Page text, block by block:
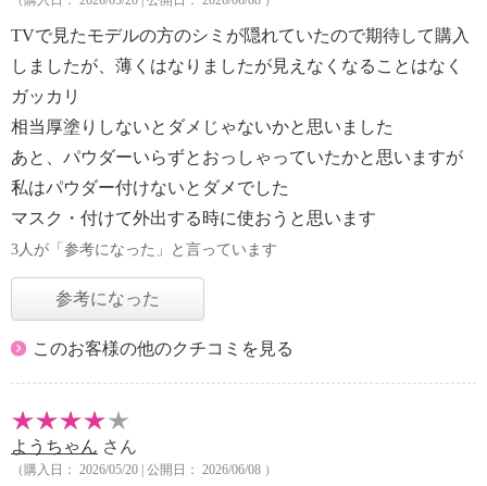
TVで見たモデルの方のシミが隠れていたので期待して購入
しましたが、薄くはなりましたが見えなくなることはなく
ガッカリ
相当厚塗りしないとダメじゃないかと思いました
あと、パウダーいらずとおっしゃっていたかと思いますが
私はパウダー付けないとダメでした
マスク・付けて外出する時に使おうと思います
3人が「参考になった」と言っています
参考になった
このお客様の他のクチコミを見る
ようちゃん さん
（購入日： 2026/05/20 | 公開日： 2026/06/08 ）